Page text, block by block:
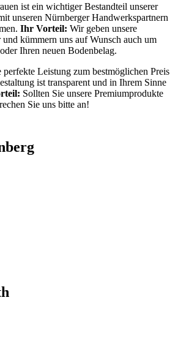
ist ein wichtiger Bestandteil unserer
unseren Nürnberger Handwerkspartnern
Ihr Vorteil: Wir geben unsere
kümmern uns auf Wunsch auch um
Ihren neuen Bodenbelag.
Leistung zum bestmöglichen Preis
ist transparent und in Ihrem Sinne
Sollten Sie unsere Premiumprodukte
Sie uns bitte an!